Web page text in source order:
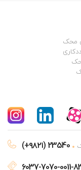
محک
(+۹۸۲۱) 23540
6037-7070-0011-